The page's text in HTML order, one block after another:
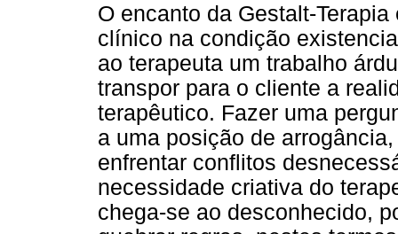
O encanto da Gestalt-
clínico na condição
ao terapeuta um trabalho
transpor para o cliente a
terapêutico. Fazer uma
a uma posição de
enfrentar conflitos
necessidade criativa do
chega-se ao desconhecido,